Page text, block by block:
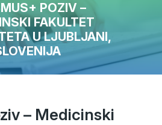
POZIV –
FAKULTET
U LJUBLJANI,
– Medicinski